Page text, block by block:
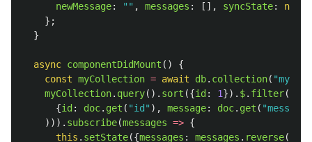
newMessage: "" , messages : [], syncState:
null
};
}
async componentDidMount ()
{
const myCollection = await db. collection( "
myCollection. query(). sort ({id : 1}). $. filter(
{id : doc. get ( "id " ), message: doc. get ( "message
))). subscribe(messages => {
this . setState({messages : messages . reverse()});